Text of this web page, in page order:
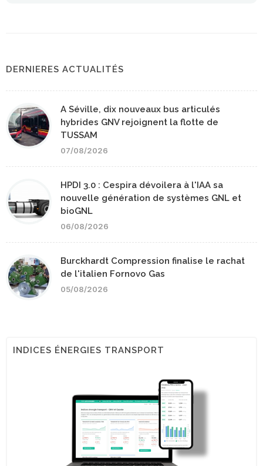
DERNIERES ACTUALITÉS
A Séville, dix nouveaux bus articulés
hybrides GNV rejoignent la flotte de
TUSSAM
07/08/2026
HPDI 3.0 : Cespira dévoilera à l'IAA sa
nouvelle génération de systèmes GNL et
bioGNL
06/08/2026
Burckhardt Compression finalise le rachat
de l'italien Fornovo Gas
05/08/2026
INDICES ÉNERGIES TRANSPORT